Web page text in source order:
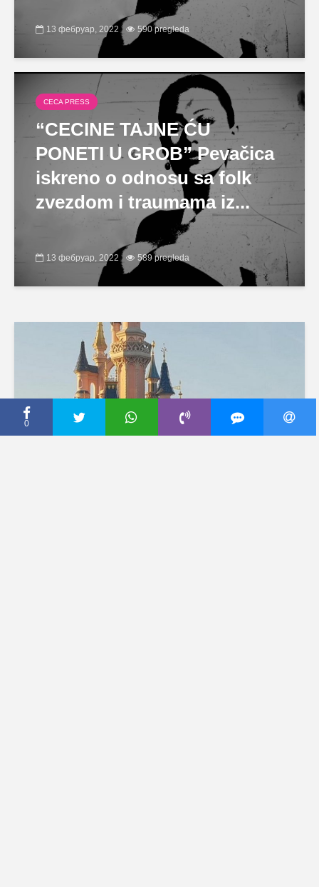
13 фебруар, 2022 590 pregleda
CECA PRESS
“CECINE TAJNE ĆU
PONETI U GROB” Pevačica
iskreno o odnosu sa folk
zvezdom i traumama iz...
13 фебруар, 2022 589 pregleda
0